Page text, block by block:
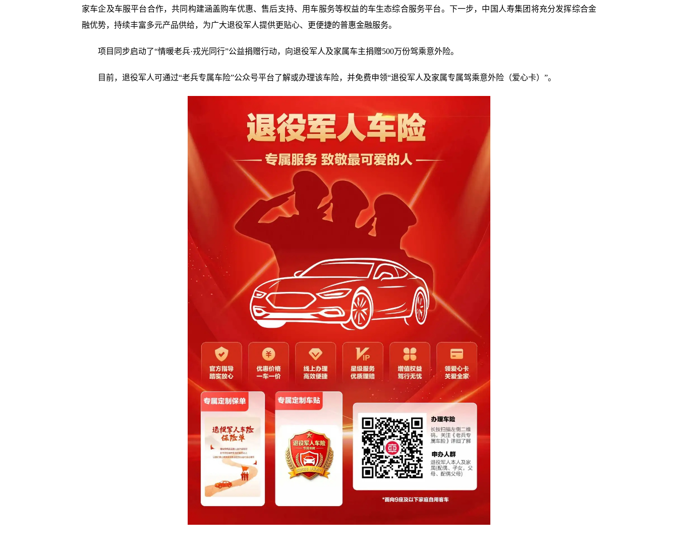
家车企及车服平台合作，共同构建涵盖购车优惠、售后支持、用车服务等权益的车生态综合服务平台。下一步，中国人寿集团将充分发挥综合金
融优势，持续丰富多元产品供给，为广大退役军人提供更贴心、更便捷的普惠金融服务。
项目同步启动了“情暖老兵·戎光同行”公益捐赠行动，向退役军人及家属车主捐赠500万份驾乘意外险。
目前，退役军人可通过“老兵专属车险”公众号平台了解或办理该车险，并免费申领“退役军人及家属专属驾乘意外险（爱心卡）”。